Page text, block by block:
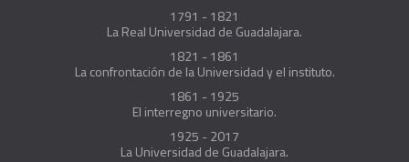
1791 - 1821
La Real Universidad de Guadalajara.
1821 - 1861
La confrontación de la Universidad y el instituto.
1861 - 1925
El interregno universitario.
1925 - 2017
La Universidad de Guadalajara.